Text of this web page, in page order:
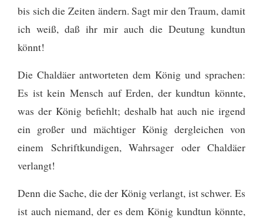
bis sich die Zeiten ändern. Sagt mir den Traum, damit
ich weiß, daß ihr mir auch die Deutung kundtun
könnt!
Die Chaldäer antworteten dem König und sprachen:
Es ist kein Mensch auf Erden, der kundtun könnte,
was der König befiehlt; deshalb hat auch nie irgend
ein großer und mächtiger König dergleichen von
einem Schriftkundigen, Wahrsager oder Chaldäer
verlangt!
Denn die Sache, die der König verlangt, ist schwer. Es
ist auch niemand, der es dem König kundtun könnte,